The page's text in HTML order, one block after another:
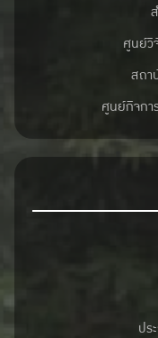
ศูนย์วิ
สถา
ศูนย์กิจกา
ปร